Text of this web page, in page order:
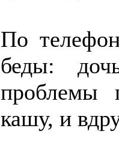
По
беды:
проблемы
кашу, и